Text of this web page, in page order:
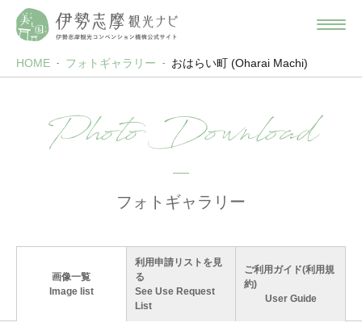
HOME フォトギャラリー おはらい町 (Oharai Machi)
Photo Download
フォトギャラリー
画像一覧
Image list
利用申請リストを見
る
See Use Request
List
ご利用ガイド(利用規
約)
User Guide